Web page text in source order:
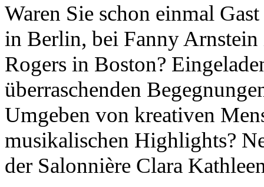
Waren Sie schon einmal
in Berlin, bei Fanny
Rogers in Boston?
überraschenden
Umgeben von kreativen
musikalischen Highlights?
der Salonnière Clara